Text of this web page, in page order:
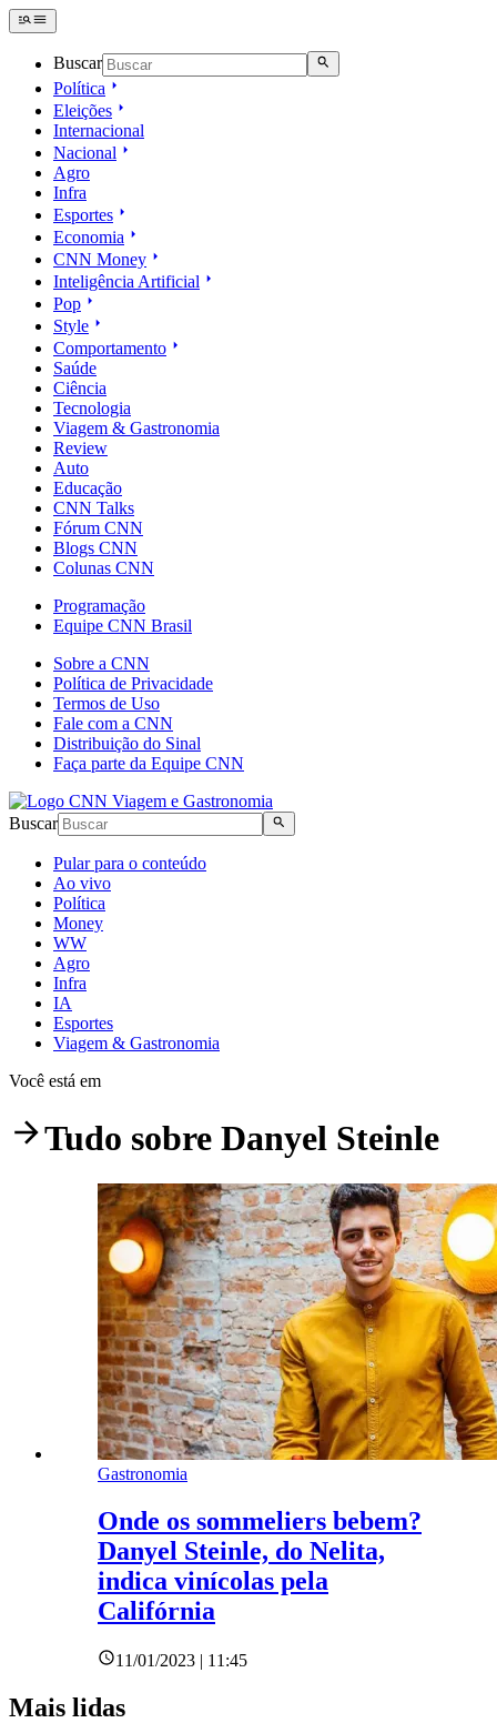
Buscar
Política
Eleições
Internacional
Nacional
Agro
Infra
Esportes
Economia
CNN Money
Inteligência Artificial
Pop
Style
Comportamento
Saúde
Ciência
Tecnologia
Viagem & Gastronomia
Review
Auto
Educação
CNN Talks
Fórum CNN
Blogs CNN
Colunas CNN
Programação
Equipe CNN Brasil
Sobre a CNN
Política de Privacidade
Termos de Uso
Fale com a CNN
Distribuição do Sinal
Faça parte da Equipe CNN
Buscar
Pular para o conteúdo
Ao vivo
Política
Money
WW
Agro
Infra
IA
Esportes
Viagem & Gastronomia
Você está em
Tudo sobre Danyel Steinle
Gastronomia
Onde os sommeliers bebem?
Danyel Steinle, do Nelita,
indica vinícolas pela
Califórnia
11/01/2023 | 11:45
Mais lidas